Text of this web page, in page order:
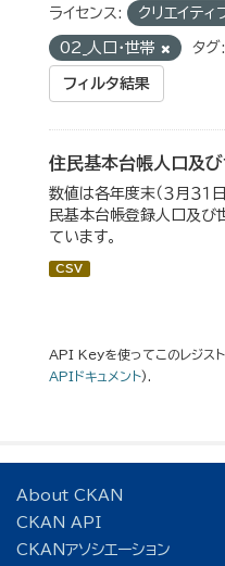
ライセンス: クリエイティ
02_人口・世帯 タグ:
フィルタ結果
住民基本台帳人口及び
数値は各年度末（３月３１
民基本台帳登録人口及び
ています。
CSV
API Keyを使ってこのレジスト
APIドキュメント).
About CKAN
CKAN API
CKANアソシエーション